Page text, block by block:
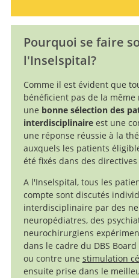
Pourquoi se faire
l'Inselspital?
Comme il est évident que
bénéficient pas de la
une bonne sélection des
interdisciplinaireest une
une réponse réussie à la
auxquels les patients
été fixés dans des
syndrome deep brain
updated
A l'Inselspital, tous les
compte sont discutés
interdisciplinaire par des
neuropédiatres, des
neurochirurgiens
dans le cadre du DBS
ou contre une stimulation
ensuite prise dans le